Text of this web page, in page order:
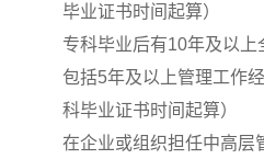
毕业证书时间起算）
专科毕业后有10年及以上
包括5年及以上管理工作
科毕业证书时间起算）
在企业或组织担任中高层